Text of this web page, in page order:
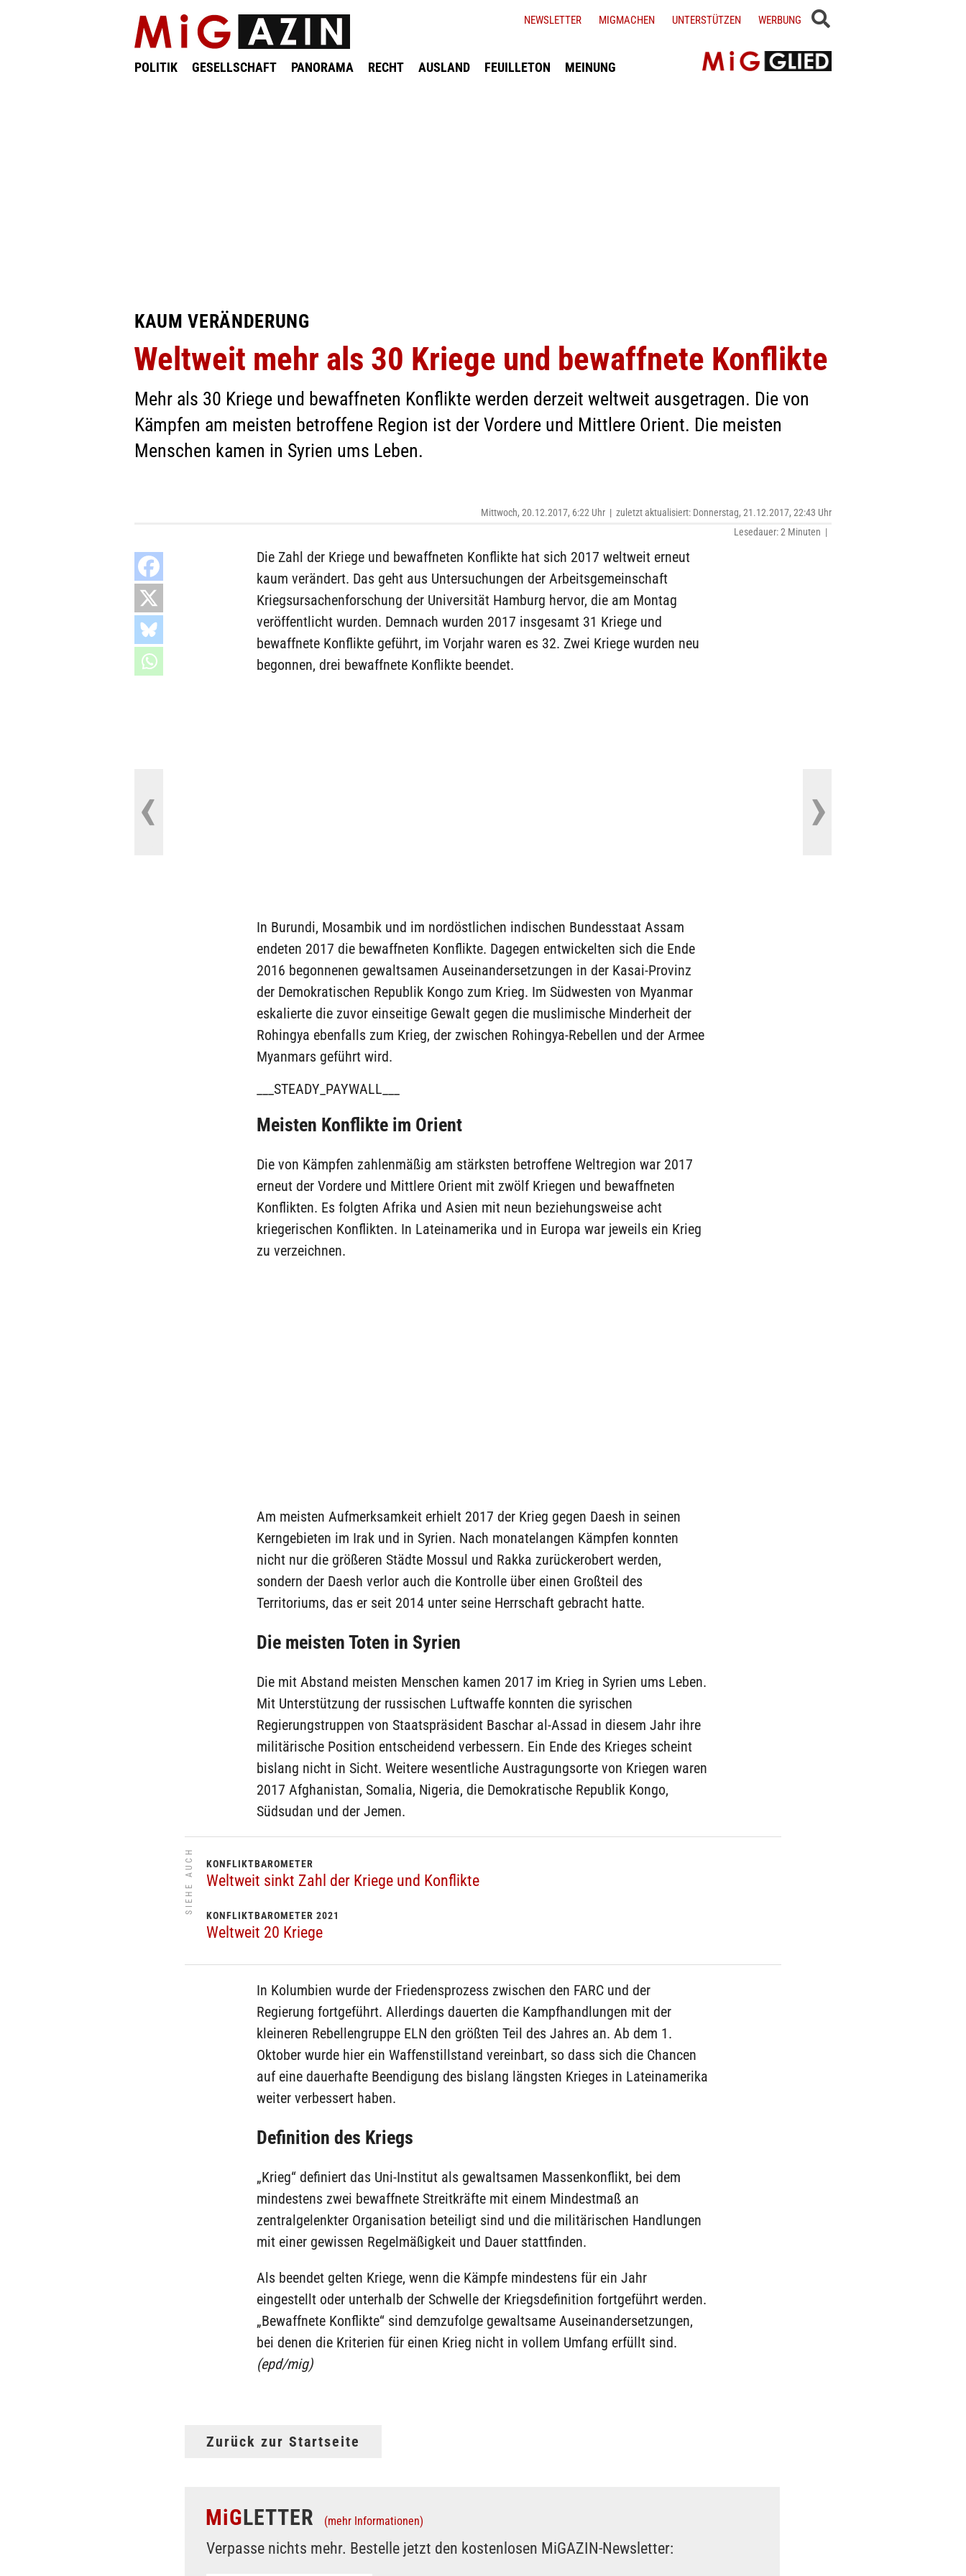
POLITIK GESELLSCHAFT PANORAMA RECHT AUSLAND FEUILLETON MEINUNG
NEWSLETTER MIGMACHEN UNTERSTÜTZEN WERBUNG
KAUM VERÄNDERUNG
Weltweit mehr als 30 Kriege und bewaffnete Konflikte
Mehr als 30 Kriege und bewaffneten Konflikte werden derzeit weltweit ausgetragen. Die von
Kämpfen am meisten betroffene Region ist der Vordere und Mittlere Orient. Die meisten
Menschen kamen in Syrien ums Leben.
Mittwoch, 20.12.2017, 6:22 Uhr | zuletzt aktualisiert: Donnerstag, 21.12.2017, 22:43 Uhr
Lesedauer: 2 Minuten |
Die Zahl der Kriege und bewaffneten Konflikte hat sich 2017 weltweit erneut
kaum verändert. Das geht aus Untersuchungen der Arbeitsgemeinschaft
Kriegsursachenforschung der Universität Hamburg hervor, die am Montag
veröffentlicht wurden. Demnach wurden 2017 insgesamt 31 Kriege und
bewaffnete Konflikte geführt, im Vorjahr waren es 32. Zwei Kriege wurden neu
begonnen, drei bewaffnete Konflikte beendet.
In Burundi, Mosambik und im nordöstlichen indischen Bundesstaat Assam
endeten 2017 die bewaffneten Konflikte. Dagegen entwickelten sich die Ende
2016 begonnenen gewaltsamen Auseinandersetzungen in der Kasai-Provinz
der Demokratischen Republik Kongo zum Krieg. Im Südwesten von Myanmar
eskalierte die zuvor einseitige Gewalt gegen die muslimische Minderheit der
Rohingya ebenfalls zum Krieg, der zwischen Rohingya-Rebellen und der Armee
Myanmars geführt wird.
___STEADY_PAYWALL___
Meisten Konflikte im Orient
Die von Kämpfen zahlenmäßig am stärksten betroffene Weltregion war 2017
erneut der Vordere und Mittlere Orient mit zwölf Kriegen und bewaffneten
Konflikten. Es folgten Afrika und Asien mit neun beziehungsweise acht
kriegerischen Konflikten. In Lateinamerika und in Europa war jeweils ein Krieg
zu verzeichnen.
Am meisten Aufmerksamkeit erhielt 2017 der Krieg gegen Daesh in seinen
Kerngebieten im Irak und in Syrien. Nach monatelangen Kämpfen konnten
nicht nur die größeren Städte Mossul und Rakka zurückerobert werden,
sondern der Daesh verlor auch die Kontrolle über einen Großteil des
Territoriums, das er seit 2014 unter seine Herrschaft gebracht hatte.
Die meisten Toten in Syrien
Die mit Abstand meisten Menschen kamen 2017 im Krieg in Syrien ums Leben.
Mit Unterstützung der russischen Luftwaffe konnten die syrischen
Regierungstruppen von Staatspräsident Baschar al-Assad in diesem Jahr ihre
militärische Position entscheidend verbessern. Ein Ende des Krieges scheint
bislang nicht in Sicht. Weitere wesentliche Austragungsorte von Kriegen waren
2017 Afghanistan, Somalia, Nigeria, die Demokratische Republik Kongo,
Südsudan und der Jemen.
SIEHE AUCH KONFLIKTBAROMETER
Weltweit sinkt Zahl der Kriege und Konflikte
KONFLIKTBAROMETER 2021
Weltweit 20 Kriege
In Kolumbien wurde der Friedensprozess zwischen den FARC und der
Regierung fortgeführt. Allerdings dauerten die Kampfhandlungen mit der
kleineren Rebellengruppe ELN den größten Teil des Jahres an. Ab dem 1.
Oktober wurde hier ein Waffenstillstand vereinbart, so dass sich die Chancen
auf eine dauerhafte Beendigung des bislang längsten Krieges in Lateinamerika
weiter verbessert haben.
Definition des Kriegs
„Krieg“ definiert das Uni-Institut als gewaltsamen Massenkonflikt, bei dem
mindestens zwei bewaffnete Streitkräfte mit einem Mindestmaß an
zentralgelenkter Organisation beteiligt sind und die militärischen Handlungen
mit einer gewissen Regelmäßigkeit und Dauer stattfinden.
Als beendet gelten Kriege, wenn die Kämpfe mindestens für ein Jahr
eingestellt oder unterhalb der Schwelle der Kriegsdefinition fortgeführt werden.
„Bewaffnete Konflikte“ sind demzufolge gewaltsame Auseinandersetzungen,
bei denen die Kriterien für einen Krieg nicht in vollem Umfang erfüllt sind.
(epd/mig)
Zurück zur Startseite
MiGLETTER (mehr Informationen)
Verpasse nichts mehr. Bestelle jetzt den kostenlosen MiGAZIN-Newsletter: